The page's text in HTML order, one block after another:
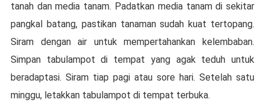
tanah dan media tanam. Padatkan media tanam di sekitar
pangkal batang, pastikan tanaman sudah kuat tertopang.
Siram dengan air untuk mempertahankan kelembaban.
Simpan tabulampot di tempat yang agak teduh untuk
beradaptasi. Siram tiap pagi atau sore hari. Setelah satu
minggu, letakkan tabulampot di tempat terbuka.